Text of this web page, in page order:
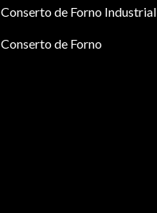
Conserto de Forno Industrial
Conserto de Forno